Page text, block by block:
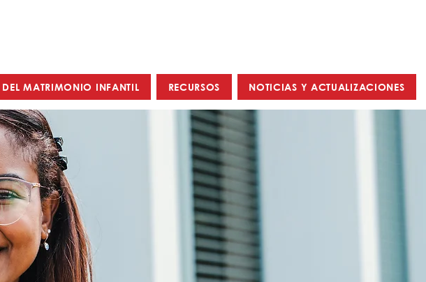
MATRIMONIO INFANTIL RECURSOS NOTICIAS Y ACTUALIZACIONES